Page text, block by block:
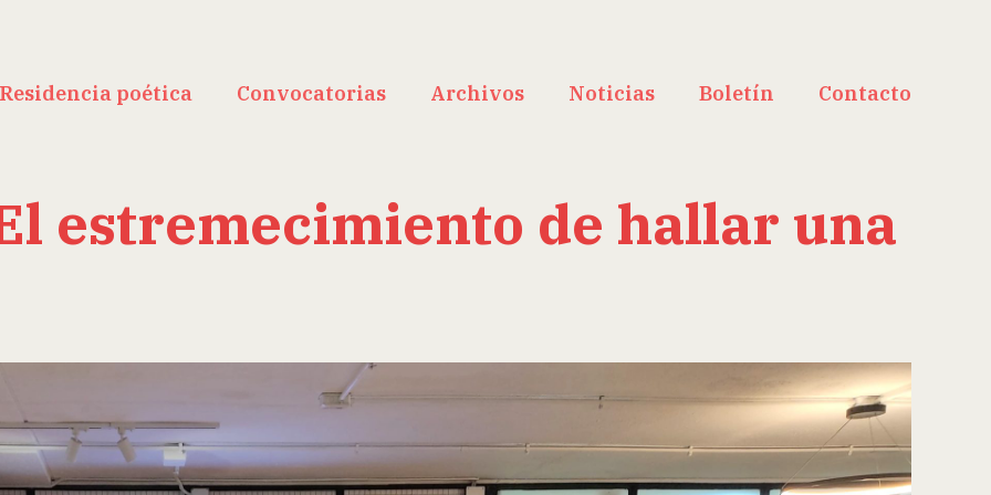
Residencia poética Convocatorias Archivos Noticias Boletín Contacto
estremecimiento de hallar una